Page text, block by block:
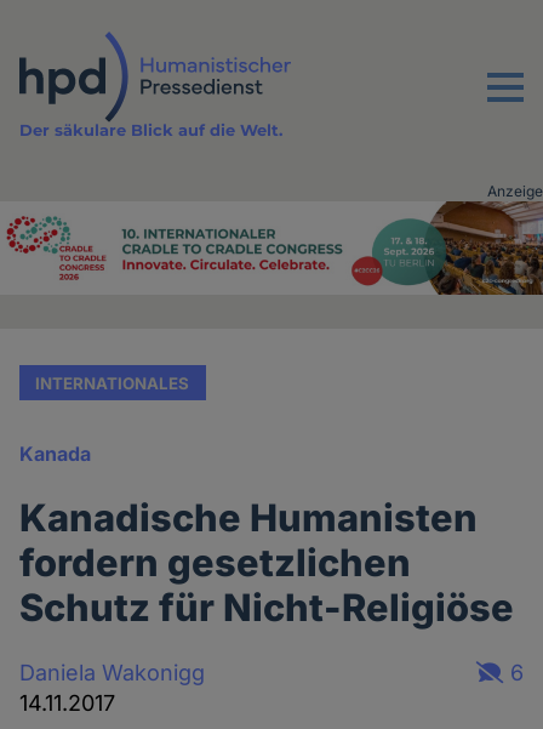
Inhalt
Menu
Der säkulare Blick auf die Welt.
Advertising
Anzeige
INTERNATIONALES
Kanada
Kanadische Humanisten
fordern gesetzlichen
Schutz für Nicht-Religiöse
Daniela Wakonigg
14.11.2017
6